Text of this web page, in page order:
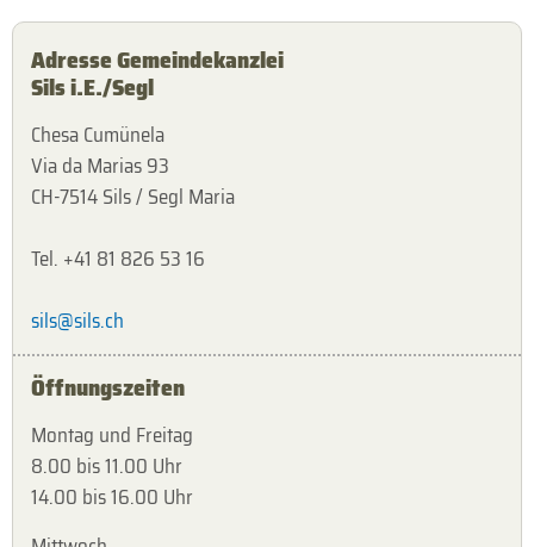
Adresse Gemeindekanzlei
Sils i.E./Segl
Chesa Cumünela
Via da Marias 93
CH-7514 Sils / Segl Maria
Tel. +41 81 826 53 16
sils@sils.ch
Öffnungszeiten
Montag und Freitag
8.00 bis 11.00 Uhr
14.00 bis 16.00 Uhr